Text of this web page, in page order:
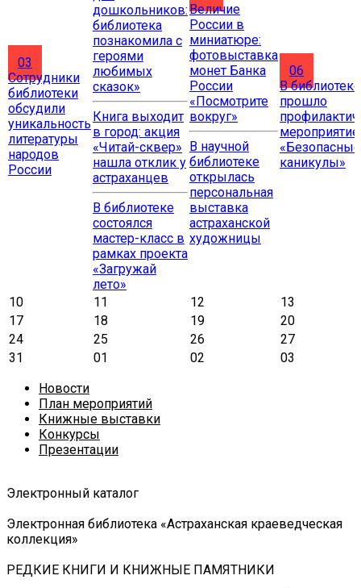
03
Сотрудники
библиотеки
обсудили
уникальность
литературы
народов
России
дошкольников:
библиотека
познакомила с
героями
любимых
сказок»
Книга выходит
в город: акция
«Читай-сквер»
нашла отклик у
астраханцев
В библиотеке
состоялся
мастер-класс в
рамках проекта
«Загружай
лето»
Величие
России в
миниатюре:
фотовыставка
монет Банка
России
«Посмотрите
вокруг»
В научной
библиотеке
открылась
персональная
выставка
астраханской
художницы
06
В библиотеке
прошло
мероприятие
«Безопасные
каникулы»
10 11 12
13
17
18 19
20
24
25 26
27
31
01 02
03
Новости
План мероприятий
Книжные выставки
Конкурсы
Презентации
Электронный каталог
Электронная библиотека «Астраханская краеведческая
коллекция»
РЕДКИЕ КНИГИ И КНИЖНЫЕ ПАМЯТНИКИ